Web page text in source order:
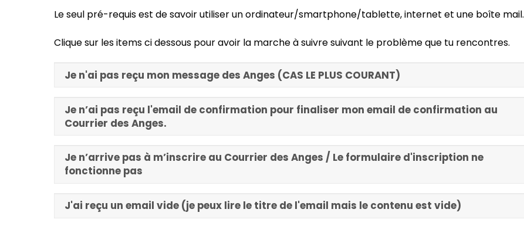
Le seul pré-requis est de savoir utiliser un ordinateur/smartphone/tablette, internet et une boîte mail.
Clique sur les items ci dessous pour avoir la marche à suivre suivant le problème que tu rencontres.
Je n'ai pas reçu mon message des Anges (CAS LE PLUS COURANT)
Je n’ai pas reçu l'email de confirmation pour finaliser mon email de confirmation au
Courrier des Anges.
Je n’arrive pas à m’inscrire au Courrier des Anges / Le formulaire d'inscription ne
fonctionne pas
J'ai reçu un email vide (je peux lire le titre de l'email mais le contenu est vide)